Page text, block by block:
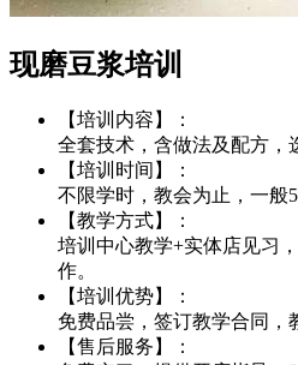
现磨豆浆培训
【培训内容】：
全套技术，含做法及配方，
【培训时间】：
不限学时，教会为止，一般
【教学方式】：
培训中心教学+实体店见习
作。
【培训优势】：
免费品尝，签订教学合同，
【售后服务】：